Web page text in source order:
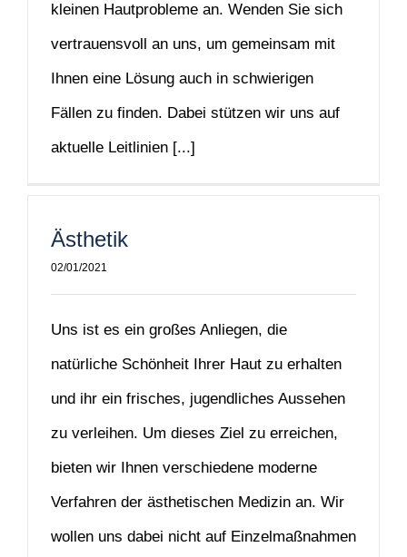
kleinen Hautprobleme an. Wenden Sie sich
vertrauensvoll an uns, um gemeinsam mit
Ihnen eine Lösung auch in schwierigen
Fällen zu finden. Dabei stützen wir uns auf
aktuelle Leitlinien [...]
Ästhetik
02/01/2021
Uns ist es ein großes Anliegen, die
natürliche Schönheit Ihrer Haut zu erhalten
und ihr ein frisches, jugendliches Aussehen
zu verleihen. Um dieses Ziel zu erreichen,
bieten wir Ihnen verschiedene moderne
Verfahren der ästhetischen Medizin an. Wir
wollen uns dabei nicht auf Einzelmaßnahmen